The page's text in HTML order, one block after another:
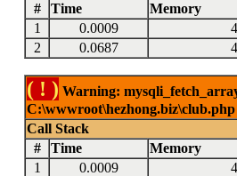
#
Time Memory
1
0.0009
2
0.0687
( ! ) Warning:
Call Stack
#
Time Memory
1
0.0009